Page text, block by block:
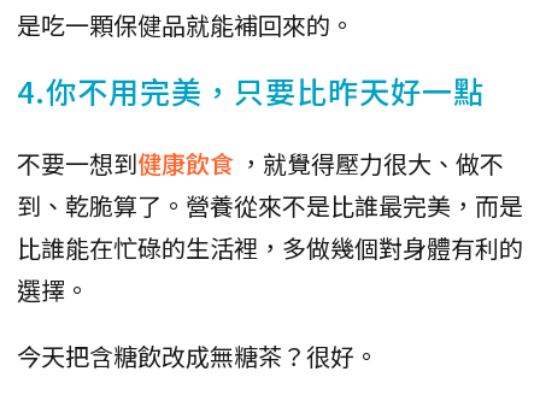
是吃一顆保健品就能補回來的。
4.你不用完美，只要比昨天好一點
不要一想到健康飲食 ，就覺得壓力很大、做不
到、乾脆算了。營養從來不是比誰最完美，而是
比誰能在忙碌的生活裡，多做幾個對身體有利的
選擇。
今天把含糖飲改成無糖茶？很好。